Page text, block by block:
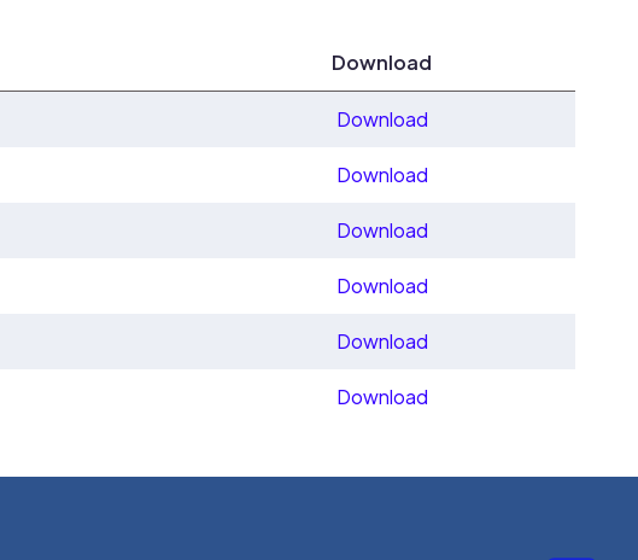
Download
Download
Download
Download
Download
Download
Download